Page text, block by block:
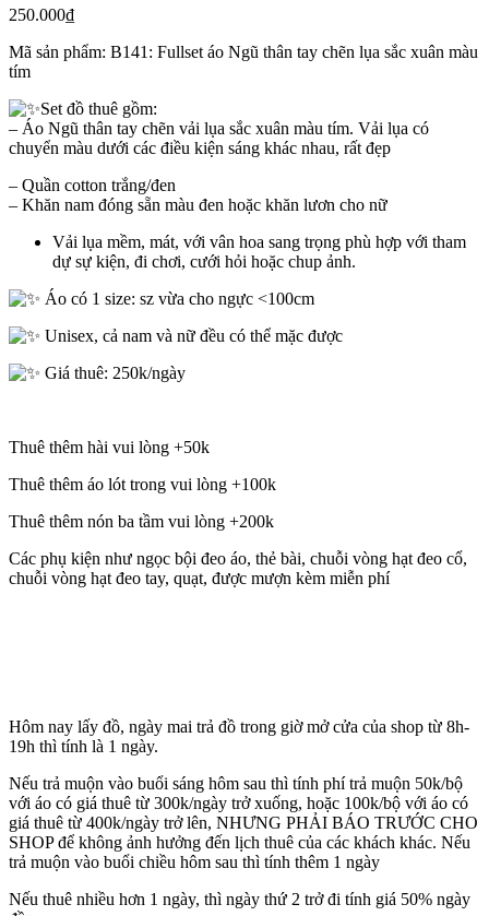
250.000₫
Mã sản phẩm: B141: Fullset áo Ngũ thân tay chẽn lụa sắc xuân màu
tím
Set đồ thuê gồm:
– Áo Ngũ thân tay chẽn vải lụa sắc xuân màu tím. Vải lụa có
chuyển màu dưới các điều kiện sáng khác nhau, rất đẹp
– Quần cotton trắng/đen
– Khăn nam đóng sẵn màu đen hoặc khăn lươn cho nữ
Vải lụa mềm, mát, với vân hoa sang trọng phù hợp với tham
dự sự kiện, đi chơi, cưới hỏi hoặc chup ảnh.
Áo có 1 size: sz vừa cho ngực <100cm
Unisex, cả nam và nữ đều có thể mặc được
Giá thuê: 250k/ngày
Thuê thêm hài vui lòng +50k
Thuê thêm áo lót trong vui lòng +100k
Thuê thêm nón ba tầm vui lòng +200k
Các phụ kiện như ngọc bội đeo áo, thẻ bài, chuỗi vòng hạt đeo cổ,
chuỗi vòng hạt đeo tay, quạt, được mượn kèm miễn phí
Hôm nay lấy đồ, ngày mai trả đồ trong giờ mở cửa của shop từ 8h-
19h thì tính là 1 ngày.
Nếu trả muộn vào buổi sáng hôm sau thì tính phí trả muộn 50k/bộ
với áo có giá thuê từ 300k/ngày trở xuống, hoặc 100k/bộ với áo có
giá thuê từ 400k/ngày trở lên, NHƯNG PHẢI BÁO TRƯỚC CHO
SHOP để không ảnh hưởng đến lịch thuê của các khách khác. Nếu
trả muộn vào buổi chiều hôm sau thì tính thêm 1 ngày
Nếu thuê nhiều hơn 1 ngày, thì ngày thứ 2 trở đi tính giá 50% ngày